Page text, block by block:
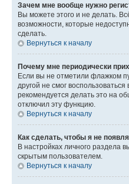
Зачем мне вообще нужно
Вы можете этого и не делать.
возможности, которые
сделать.
Вернуться к началу
Почему мне периодически
Если вы не отметили флажком
другой не смог
рекомендуется делать это на
отключил эту функцию.
Вернуться к началу
Как сделать, чтобы я не
В настройках личного раздела
скрытым пользователем.
Вернуться к началу